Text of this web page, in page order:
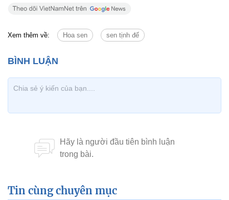
Xem thêm về: Hoa sen sen tịnh đế
Tin cùng chuyên mục